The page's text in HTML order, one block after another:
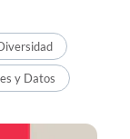
y Datos